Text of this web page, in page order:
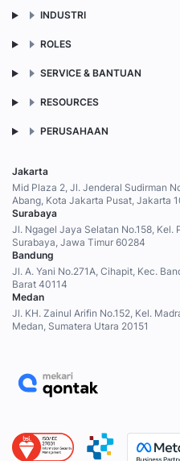
INDUSTRI
ROLES
SERVICE & BANTUAN
RESOURCES
PERUSAHAAN
Jakarta
Mid Plaza 2, Jl. Jenderal Sudirman
Abang, Kota Jakarta Pusat, Jakarta
Surabaya
Jl. Ngagel Jaya Selatan No.158, Kel.
Surabaya, Jawa Timur 60284
Bandung
Jl. A. Yani No.271A, Cihapit, Kec.
Barat 40114
Medan
Jl. KH. Zainul Arifin No.152, Kel.
Medan, Sumatera Utara 20151